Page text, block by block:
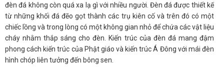
đèn đá không còn quá xa lạ gì với nhiều người. Đèn đá được thiết kế
từ những khối đá đẽo gọt thành các trụ kiên cố và trên đó có một
chiếc lồng và trong lòng có một không gian nhỏ để chứa các vật liệu
cháy nhằm thắp sáng cho đèn. Kiến trúc của đèn đá mang đậm
phong cách kiến trúc của Phật giáo và kiến trúc Á Đông với mái đèn
hình chóp liên tưởng đến bông sen.